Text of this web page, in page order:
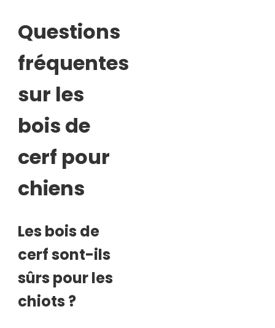
Questions
fréquentes
sur les
bois de
cerf pour
chiens
Les bois de
cerf sont-ils
sûrs pour les
chiots ?